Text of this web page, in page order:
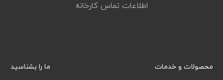
اطلاعات تماس کارخانه
محصولات و خدمات ما را بشناسید